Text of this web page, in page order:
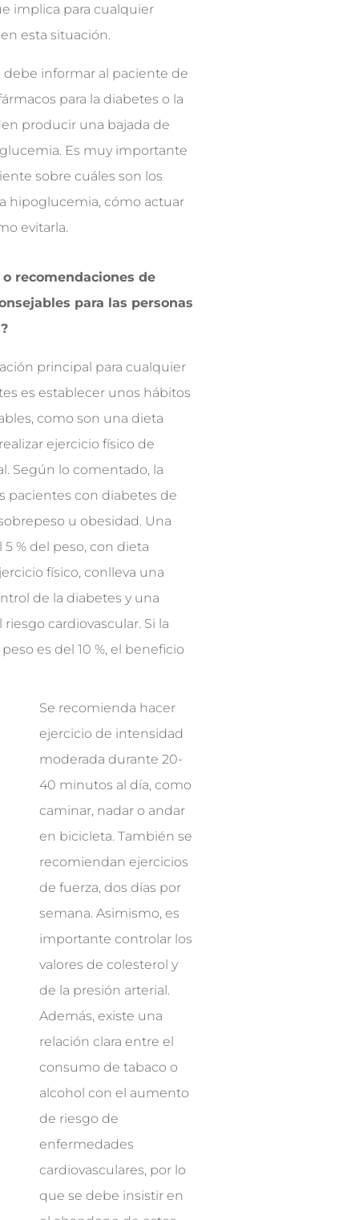
implica para cualquier
esta situación.
debe informar al paciente de
para la diabetes o la
producir una bajada de
Es muy importante
sobre cuáles son los
hipoglucemia, cómo actuar
evitarla.
recomendaciones de
para las personas
principal para cualquier
es establecer unos hábitos
como son una dieta
ejercicio físico de
Según lo comentado, la
pacientes con diabetes de
u obesidad. Una
% del peso, con dieta
físico, conlleva una
de la diabetes y una
cardiovascular. Si la
es del 10 %, el beneficio
Se recomienda hacer
ejercicio de intensidad
moderada durante 20-
40 minutos al día, como
caminar, nadar o andar
en bicicleta. También se
recomiendan ejercicios
de fuerza, dos días por
semana. Asimismo, es
importante controlar los
valores de colesterol y
de la presión arterial.
Además, existe una
relación clara entre el
consumo de tabaco o
alcohol con el aumento
de riesgo de
enfermedades
cardiovasculares, por lo
que se debe insistir en